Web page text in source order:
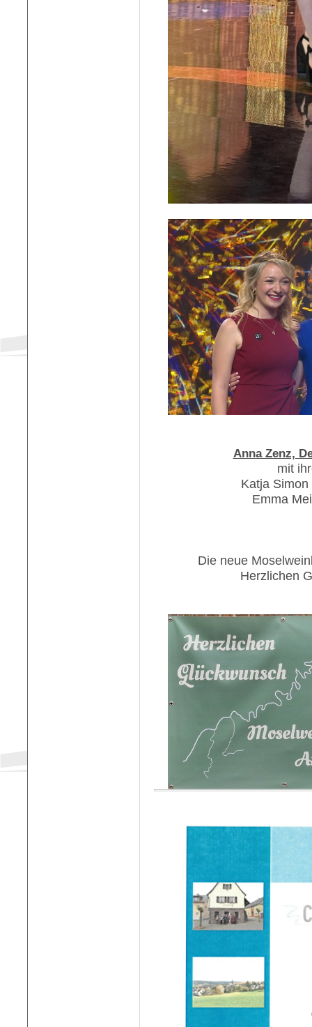
Anna Zenz,
mit
Katja
Emma
Die neue
Herzlichen